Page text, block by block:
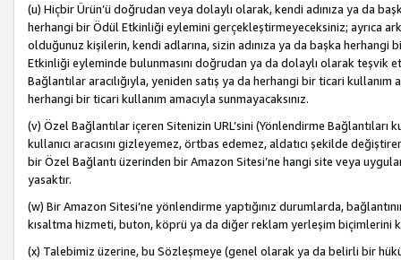
(u) Hiçbir Ürün’ü doğrudan veya dolaylı olarak, kendi adınıza ya da
herhangi bir Ödül Etkinliği eylemini gerçekleştirmeyeceksiniz; ayrıca
olduğunuz kişilerin, kendi adlarına, sizin adınıza ya da başka herhangi
Etkinliği eyleminde bulunmasını doğrudan ya da dolaylı olarak teşvik
Bağlantılar aracılığıyla, yeniden satış ya da herhangi bir ticari
herhangi bir ticari kullanım amacıyla sunmayacaksınız.
(v) Özel Bağlantılar içeren Sitenizin URL’sini (Yönlendirme Bağlantıları
kullanıcı aracısını gizleyemez, örtbas edemez, aldatıcı şekilde
bir Özel Bağlantı üzerinden bir Amazon Sitesi’ne hangi site veya
yasaktır.
(w) Bir Amazon Sitesi’ne yönlendirme yaptığınız durumlarda,
kısaltma hizmeti, buton, köprü ya da diğer reklam yerleşim biçimlerini
(x) Talebimiz üzerine, bu Sözleşmeye (genel olarak ya da belirli bir